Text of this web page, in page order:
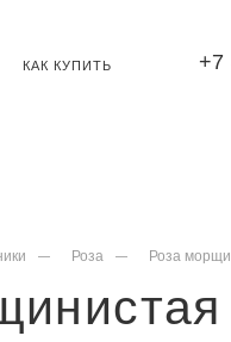
КАК КУПИТЬ +7
Роза Роза